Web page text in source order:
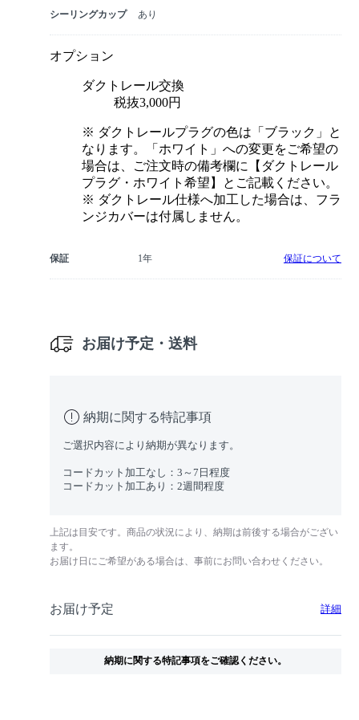
シーリングカップ あり
オプション
ダクトレール交換
税抜3,000円
※ ダクトレールプラグの色は「ブラック」と
なります。「ホワイト」への変更をご希望の
場合は、ご注文時の備考欄に【ダクトレール
プラグ・ホワイト希望】とご記載ください。
※ ダクトレール仕様へ加工した場合は、フラ
ンジカバーは付属しません。
保証 1年 保証について
お届け予定・送料
納期に関する特記事項
ご選択内容により納期が異なります。
コードカット加工なし：3～7日程度
コードカット加工あり：2週間程度
上記は目安です。商品の状況により、納期は前後する場合がござい
ます。
お届け日にご希望がある場合は、事前にお問い合わせください。
お届け予定 詳細
納期に関する特記事項をご確認ください。